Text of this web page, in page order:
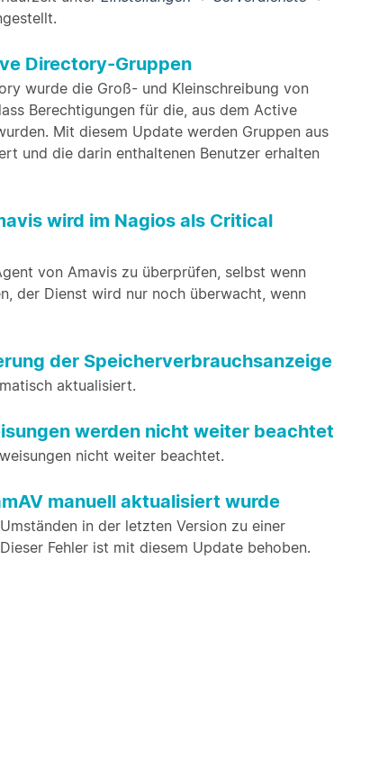
Directory-Gruppen
wurde die Groß- und Kleinschreibung von
Berechtigungen für die, aus dem Active
Mit diesem Update werden Gruppen aus
und die darin enthaltenen Benutzer erhalten
wird im Nagios als Critical
von Amavis zu überprüfen, selbst wenn
der Dienst wird nur noch überwacht, wenn
der Speicherverbrauchsanzeige
aktualisiert.
werden nicht weiter beachtet
nicht weiter beachtet.
manuell aktualisiert wurde
in der letzten Version zu einer
Fehler ist mit diesem Update behoben.